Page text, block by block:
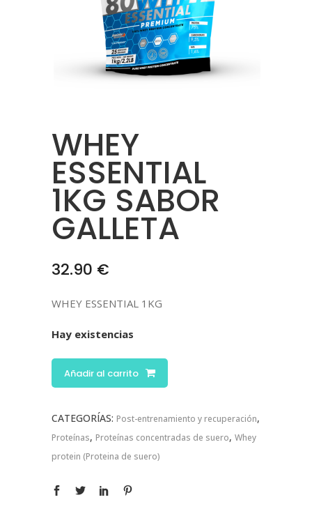
WHEY
ESSENTIAL
1KG SABOR
GALLETA
32.90 €
WHEY ESSENTIAL 1KG
Hay existencias
Añadir al carrito
CATEGORÍAS: Post-entrenamiento y recuperación,
Proteínas, Proteínas concentradas de suero, Whey
protein (Proteina de suero)